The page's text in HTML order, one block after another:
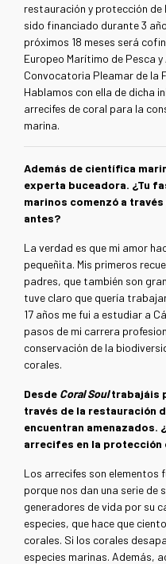
restauración y protección de
sido financiado durante 3
próximos 18 meses será
Europeo Marítimo de Pesca
Convocatoria Pleamar de la
Hablamos con ella de dicha
arrecifes de coral para la
marina.
Además de científica
experta buceadora. ¿Tu
marinos comenzó a
antes?
La verdad es que mi amor
pequeñita. Mis primeros
padres, que también son
tuve claro que quería
17 años me fui a estudiar a
pasos de mi carrera
conservación de la
corales.
Desde Coral Soultrabajáis
través de la restauración
encuentran amenazados.
arrecifes en la protección
Los arrecifes son elementos
porque nos dan una serie de
generadores de vida por su
especies, que hace que
corales. Si los corales
especies marinas. Además,